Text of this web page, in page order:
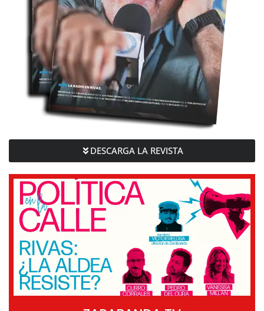
DESCARGA LA REVISTA